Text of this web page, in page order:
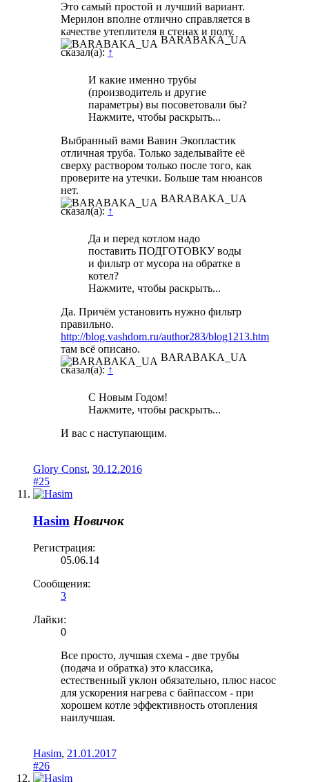
Это самый простой и лучший вариант.
Мерилон вполне отлично справляется в
качестве утеплителя в стенах и полу.
BARABAKA_UA
сказал(а): ↑
И какие именно трубы
(производитель и другие
параметры) вы посоветовали бы?
Нажмите, чтобы раскрыть...
Выбранный вами Вавин Экопластик
отличная труба. Только заделывайте её
сверху раствором только после того, как
проверите на утечки. Больше там нюансов
нет.
BARABAKA_UA
сказал(а): ↑
Да и перед котлом надо
поставить ПОДГОТОВКУ воды
и фильтр от мусора на обратке в
котел?
Нажмите, чтобы раскрыть...
Да. Причём установить нужно фильтр
правильно.
http://blog.vashdom.ru/author283/blog1213.htm
там всё описано.
BARABAKA_UA
сказал(а): ↑
С Новым Годом!
Нажмите, чтобы раскрыть...
И вас с наступающим.
Glory Const, 30.12.2016
#25
Hasim Новичок
Регистрация:
05.06.14
Сообщения:
3
Лайки:
0
Все просто, лучшая схема - две трубы
(подача и обратка) это классика,
естественный уклон обязательно, плюс насос
для ускорения нагрева с байпассом - при
хорошем котле эффективность отопления
наилучшая.
Hasim, 21.01.2017
#26